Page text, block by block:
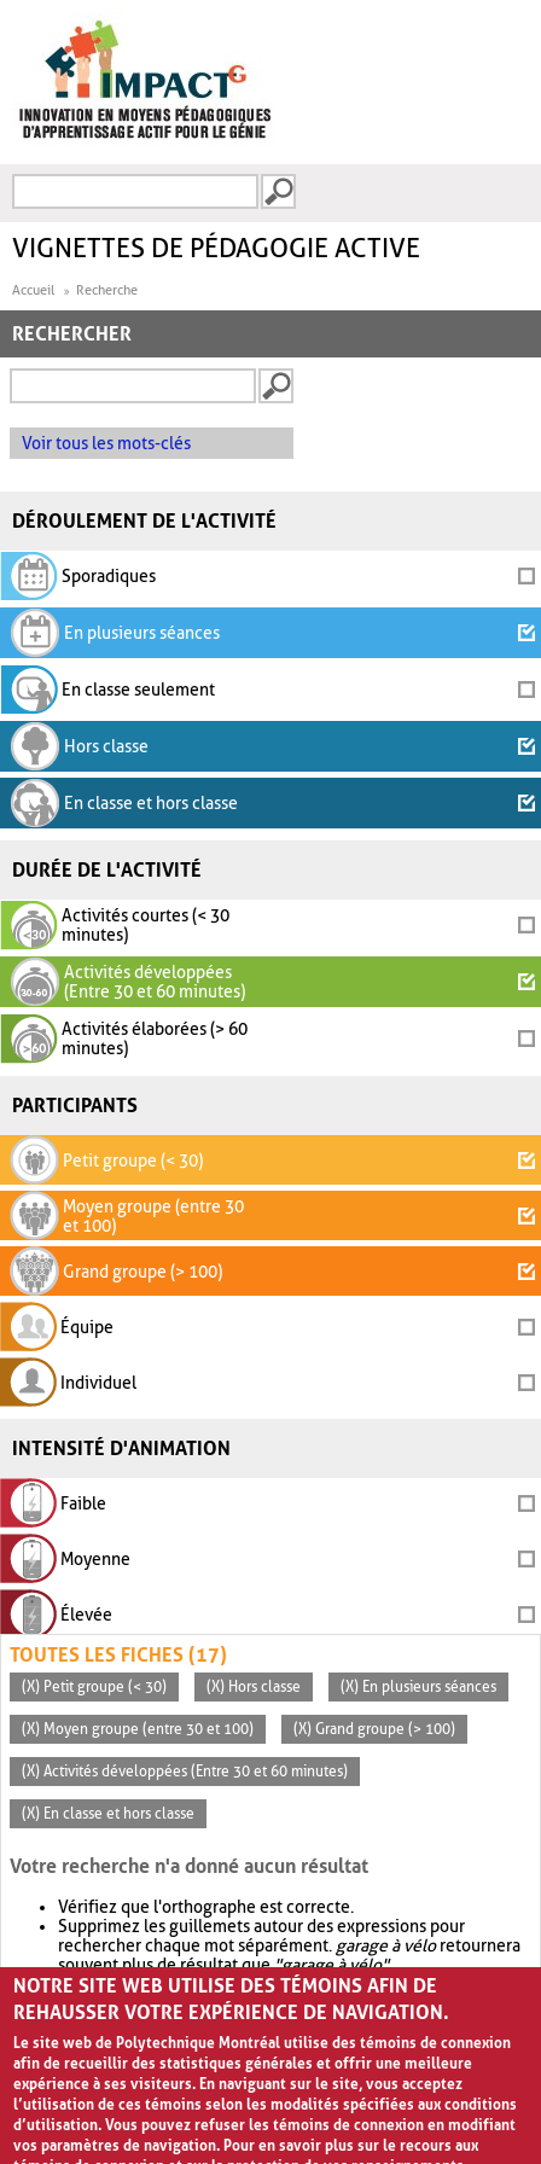
FORMULAIRE DE
VIGNETTES DE PÉDAGOGIE ACTIVE
Accueil Recherche
RECHERCHER
Voir tous les mots-clés
DÉROULEMENT DE L'ACTIVITÉ
Sporadiques
En plusieurs séances
En classe seulement
Hors classe
En classe et hors classe
DURÉE DE L'ACTIVITÉ
Activités courtes (< 30
minutes)
Activités développées
(Entre 30 et 60 minutes)
Activités élaborées (> 60
minutes)
PARTICIPANTS
Petit groupe (< 30)
Moyen groupe (entre 30
et 100)
Grand groupe (> 100)
Équipe
Individuel
INTENSITÉ D'ANIMATION
Faible
Moyenne
Élevée
TOUTES LES FICHES (17)
(X) Petit groupe (< 30) (X) Hors classe (X) En plusieurs séances
(X) Moyen groupe (entre 30 et 100) (X) Grand groupe (> 100)
(X) Activités développées (Entre 30 et 60 minutes)
(X) En classe et hors classe
Votre recherche n'a donné aucun résultat
Vérifiez que l'orthographe est correcte.
Supprimez les guillemets autour des expressions pour
rechercher chaque mot séparément. garage à véloretournera
souvent plus de résultat que"garage à vélo".
Envisagez d'élargir votre recherche avec OR.garage OR vélo
retournera souvent plus de résultat quegarage à vélo
NOTRE SITE WEB UTILISE DES TÉMOINS AFIN DE
REHAUSSER VOTRE EXPÉRIENCE DE NAVIGATION.
Le site web de Polytechnique Montréal utilise des témoins de connexion
afin de recueillir des statistiques générales et offrir une meilleure
expérience à ses visiteurs. En naviguant sur le site, vous acceptez
l’utilisation de ces témoins selon les modalités spécifiées aux conditions
d’utilisation. Vous pouvez refuser les témoins de connexion en modifiant
vos paramètres de navigation. Pour en savoir plus sur le recours aux